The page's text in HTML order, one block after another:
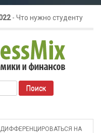
- Что нужно студенту
бизнеса?
-Телефония для
лучшие инструменты для
НА